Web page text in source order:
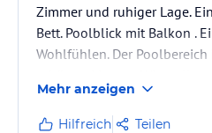
Zimmer und ruhiger Lage.
Bett. Poolblick mit Balkon .
Wohlfühlen. Der
Mehr anzeigen
Hilfreich Teilen